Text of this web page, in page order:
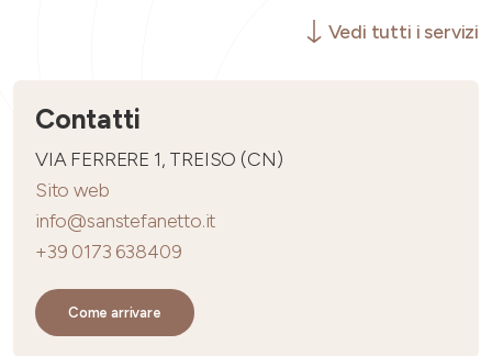
Vedi tutti i servizi
Contatti
VIA FERRERE 1, TREISO (CN)
Sito web
info@sanstefanetto.it
+39 0173 638409
Come arrivare